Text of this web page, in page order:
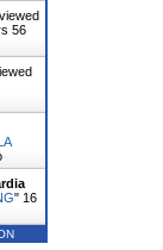
viewed
56
" 16